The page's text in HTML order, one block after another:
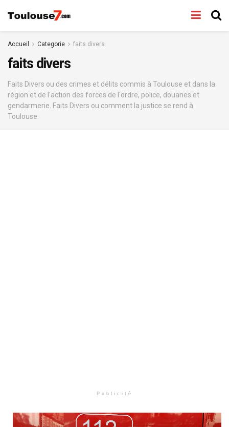
Accueil Categorie faits divers
faits divers
Faits Divers ou des crimes et délits commis à Toulouse et dans la
région et de l'action des forces de l'ordre, police, douanes et
gendarmerie. Faits Divers ou comment la justice se rend à
Toulouse.
Publicité